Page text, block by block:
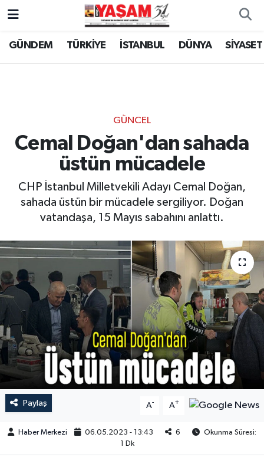
GÜNDEM TÜRKİYE İSTANBUL DÜNYA SİYASET
GÜNCEL
Cemal Doğan'dan sahada
üstün mücadele
CHP İstanbul Milletvekili Adayı Cemal Doğan,
sahada üstün bir mücadele sergiliyor. Doğan
vatandaşa, 15 Mayıs sabahını anlattı.
Paylaş A- A+
Haber Merkezi 06.05.2023 - 13:43 6
Okunma Süresi:
1 Dk